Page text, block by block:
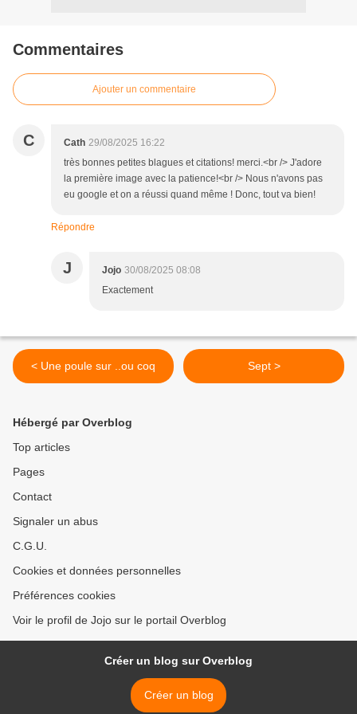
Commentaires
Ajouter un commentaire
C Cath 29/08/2025 16:22
très bonnes petites blagues et citations! merci.<br /> J'adore
la première image avec la patience!<br /> Nous n'avons pas
eu google et on a réussi quand même ! Donc, tout va bien!
Répondre
J Jojo 30/08/2025 08:08
Exactement
< Une poule sur ..ou coq Sept >
Hébergé par Overblog
Top articles
Pages
Contact
Signaler un abus
C.G.U.
Cookies et données personnelles
Préférences cookies
Voir le profil de Jojo sur le portail Overblog
Créer un blog sur Overblog
Créer un blog